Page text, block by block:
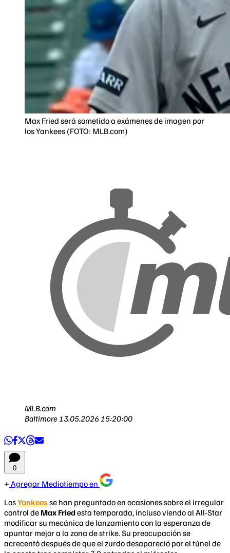
Max Fried será sometido a exámenes de imagen por
los Yankees (FOTO: MLB.com)
MLB.com
Baltimore 13.05.2026 15:20:00
0
Agregar Mediotiempo en
LosYankeesse han preguntado en ocasiones sobre el irregular
control de Max Friedesta temporada, incluso viendo al All-Star
modificar su mecánica de lanzamiento con la esperanza de
apuntar mejor a la zona de strike. Su preocupación se
acrecentó después de que el zurdo desapareció por el túnel de